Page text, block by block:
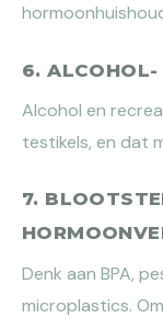
6. ALCOHOL-
Alcohol en
testikels, en dat
7.
Denk aan BPA,
microplastics.